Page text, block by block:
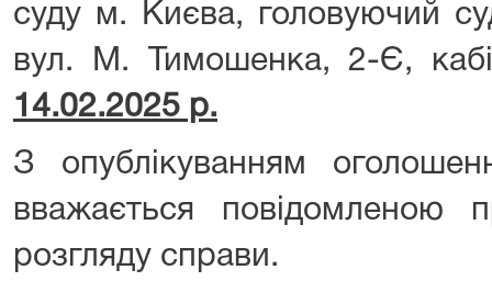
суду м. Києва, головуючий
вул. М. Тимошенка, 2-Є,
14.02.2025 р.
З опублікуванням
вважається повідомленою
розгляду справи.